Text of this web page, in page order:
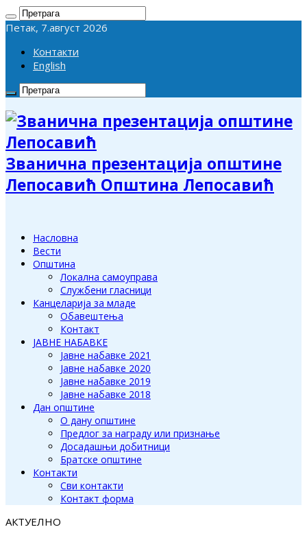
Петак, 7.август 2026
Контакти
English
Званична презентација општине
Лепосавић Општина Лепосавић
Насловна
Вести
Општина
Локална самоуправа
Службени гласници
Канцеларија за младе
Обавештења
Контакт
ЈАВНЕ НАБАВКЕ
Јавне набавке 2021
Јавне набавке 2020
Јавне набавке 2019
Јавне набавке 2018
Дан општине
О дану општине
Предлог за награду или признање
Досадашњи добитници
Братске општине
Контакти
Сви контакти
Контакт форма
АКТУЕЛНО